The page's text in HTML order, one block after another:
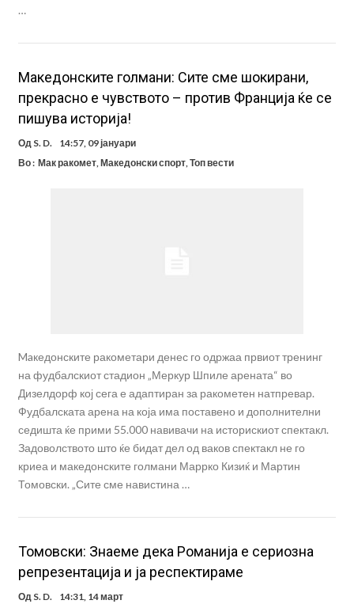
…
Maкедонските голмани: Сите сме шокирани,
прекрасно е чувството – против Франција ќе се
пишува историја!
Од S. D.
14:57, 09 јануари
Во : Мак ракомет,Македонски спорт,Топ вести
Maкедонските ракометари денес го одржаа првиот тренинг
на фудбалскиот стадион „Меркур Шпиле арената“ во
Дизелдорф кој сега е адаптиран за ракометен натпревар.
Фудбалската арена на која има поставено и дополнителни
седишта ќе прими 55.000 навивачи на историскиот спектакл.
Задоволството што ќе бидат дел од ваков спектакл не го
криеа и македонските голмани Маррко Кизиќ и Мартин
Томовски. „Сите сме навистина …
Toмовски: Знаеме дека Романија е сериозна
репрезентација и ја респектираме
Од S. D. 14:31, 14 март